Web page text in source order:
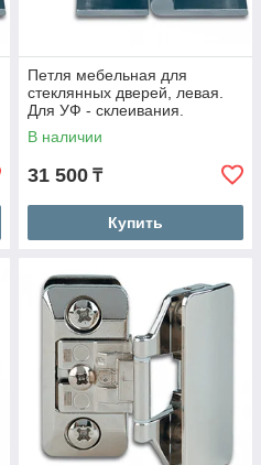
Петля мебельная для
стеклянных дверей, левая.
Для УФ - склеивания.
В наличии
31 500 ₸
Купить